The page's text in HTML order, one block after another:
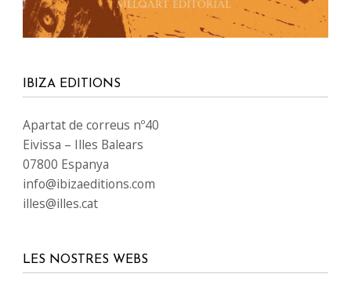
IBIZA EDITIONS
Apartat de correus nº40
Eivissa – Illes Balears
07800 Espanya
info@ibizaeditions.com
illes@illes.cat
LES NOSTRES WEBS